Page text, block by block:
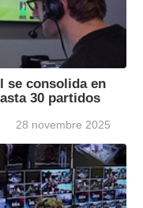
se consolida en
30 partidos
28 novembre 2025